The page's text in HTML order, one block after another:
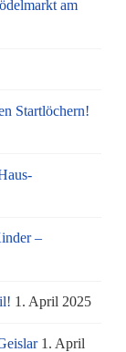
am
Startlöchern!
–
1. April 2025
1. April